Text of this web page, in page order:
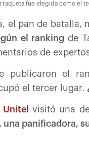
fue elegida como el
el pan de batalla,
el ranking de
de
publicaron el
el tercer lugar.
Unitel
visitó una
una panificadora,